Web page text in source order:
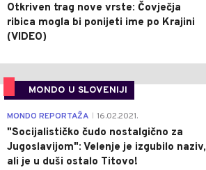
Otkriven trag nove vrste: Čovječja
ribica mogla bi ponijeti ime po Krajini
(VIDEO)
MONDO U SLOVENIJI
MONDO REPORTAŽA 16.02.2021.
"Socijalističko čudo nostalgično za
Jugoslavijom": Velenje je izgubilo naziv,
ali je u duši ostalo Titovo!